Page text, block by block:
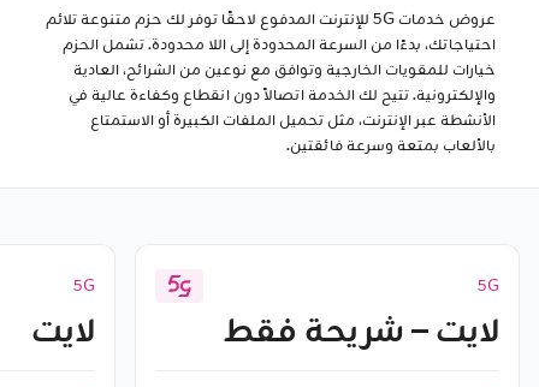
عروض خدمات 5G للإنترنت المدفوع لاحقًا توفر لك حزم متنوعة تلائم
احتياجاتك، بدءًا من السرعة المحدودة إلى اللا محدودة. تشمل الحزم
خيارات للمقويات الخارجية وتوافق مع نوعين من الشرائح، العادية
والإلكترونية. تتيح لك الخدمة اتصالاً دون انقطاع وكفاءة عالية في
الأنشطة عبر الإنترنت، مثل تحميل الملفات الكبيرة أو الاستمتاع
بالألعاب بمتعة وسرعة فائقتين.
5G
لايت – شريحة فقط
5G
لايت